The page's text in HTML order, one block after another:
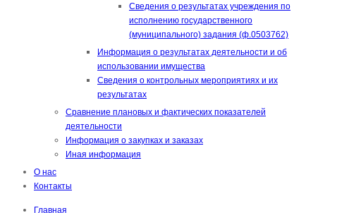
Сведения о результатах учреждения по
исполнению государственного
(муниципального) задания (ф.0503762)
Информация о результатах деятельности и об
использовании имущества
Сведения о контрольных мероприятиях и их
результатах
Сравнение плановых и фактических показателей
деятельности
Информация о закупках и заказах
Иная информация
О нас
Контакты
Главная